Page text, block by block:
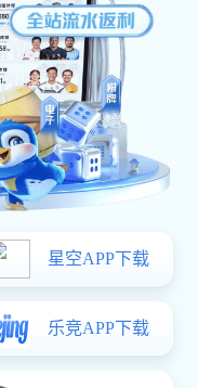
金属面板 手板模型